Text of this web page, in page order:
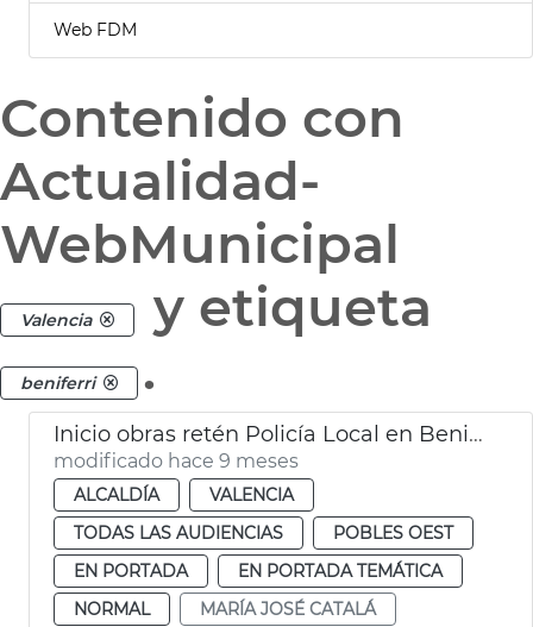
Web FDM
Contenido con
Actualidad-
WebMunicipal
Valencia y etiqueta
beniferri .
Inicio obras retén Policía Local en Benimàmet
modificado hace 9 meses
ALCALDÍA
VALENCIA
TODAS LAS AUDIENCIAS
POBLES OEST
EN PORTADA
EN PORTADA TEMÁTICA
NORMAL
MARÍA JOSÉ CATALÁ